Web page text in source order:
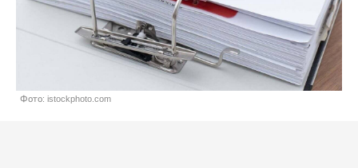
Фото: istockphoto.com